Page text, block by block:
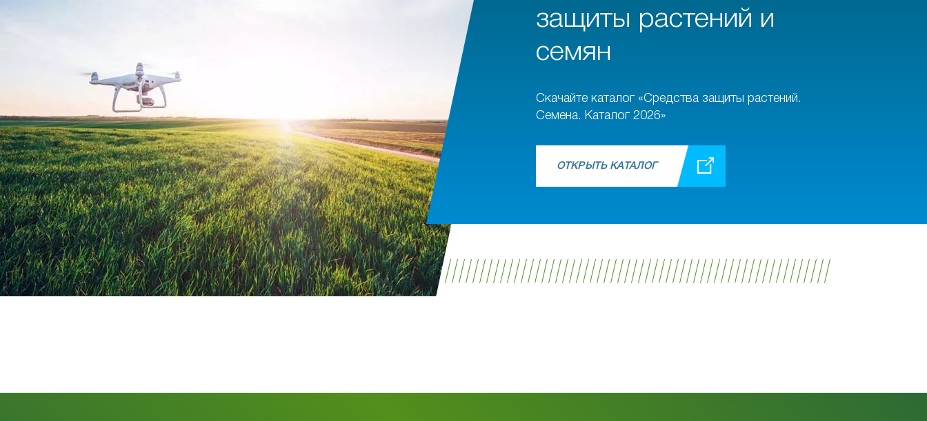
защиты растений и
семян
Скачайте каталог «Средства защиты растений.
Семена. Каталог 2026»
ОТКРЫТЬ КАТАЛОГ